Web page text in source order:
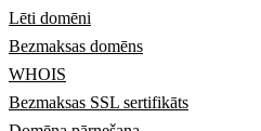
Lēti domēni
Bezmaksas domēns
WHOIS
Bezmaksas SSL sertifikāts